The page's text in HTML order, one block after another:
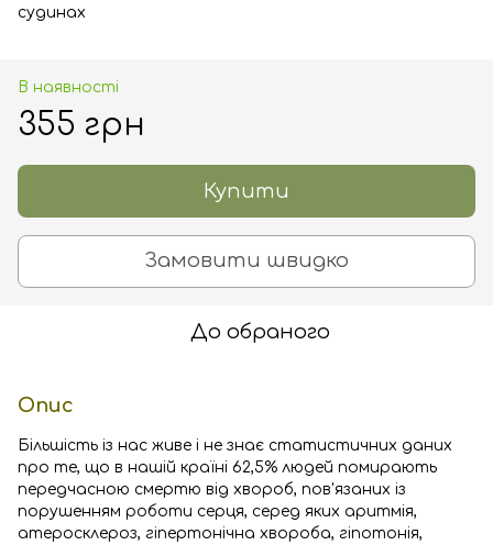
судинах
В наявності
355 грн
Купити
Замовити швидко
До обраного
Опис
Більшість із нас живе і не знає статистичних даних
про те, що в нашій країні 62,5% людей помирають
передчасною смертю від хвороб, пов'язаних із
порушенням роботи серця, серед яких аритмія,
атеросклероз, гіпертонічна хвороба, гіпотонія,